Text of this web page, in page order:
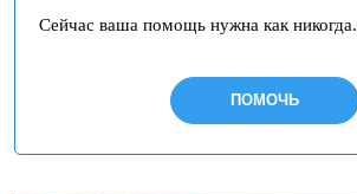
Сейчас ваша помощь нужна как никогда.
ПОМОЧЬ